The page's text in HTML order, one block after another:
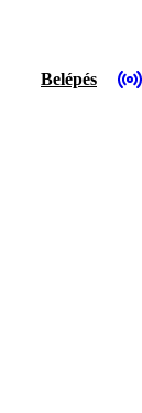
Belépés